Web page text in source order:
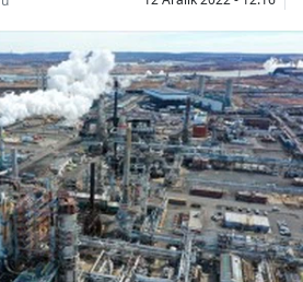
Burdur
Bursa
Çanakkale
Çankırı
Çorum
Denizli